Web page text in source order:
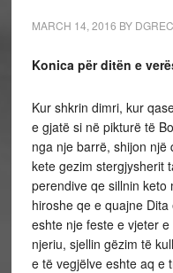
MARCH 14, 2016 BY
Konica për ditën e
Kur shkrin dimri, kur
e gjatë si në pikturë të
nga nje barrë, shijon
kete gezim stergjysherit
perendive qe sillnin keto
hiroshe qe e quajne
eshte nje feste e vjeter
njeriu, sjellin gëzim të
e të vegjëlve eshte aq e